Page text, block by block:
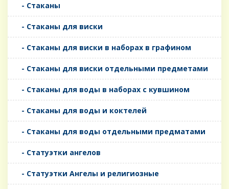
- Стаканы
- Стаканы для виски
- Стаканы для виски в наборах в графином
- Стаканы для виски отдельными предметами
- Стаканы для воды в наборах с кувшином
- Стаканы для воды и коктелей
- Стаканы для воды отдельными предматами
- Статуэтки ангелов
- Статуэтки Ангелы и религиозные